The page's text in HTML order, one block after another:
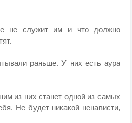
не служит им и что должно
раньше. У них есть аура
из них станет одной из самых
Не будет никакой ненависти,